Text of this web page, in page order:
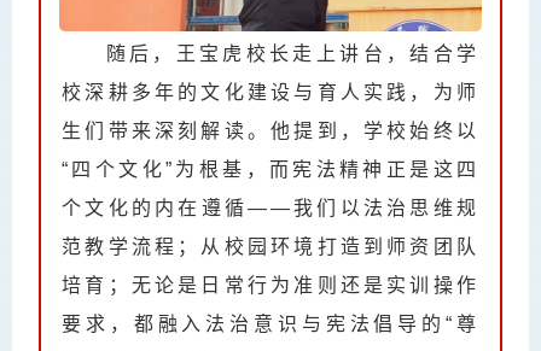
随后，王宝虎校长走上讲台，结合学
校深耕多年的文化建设与育人实践，为师
生们带来深刻解读。他提到，学校始终以
“ 四个文化”为根基，而宪法精神正是这四
个文化的内在遵循——我们以法治思维规
范教学流程；从校园环境打造到师资团队
培育；无论是日常行为准则还是实训操作
要求，都融入法治意识与宪法倡导的“尊